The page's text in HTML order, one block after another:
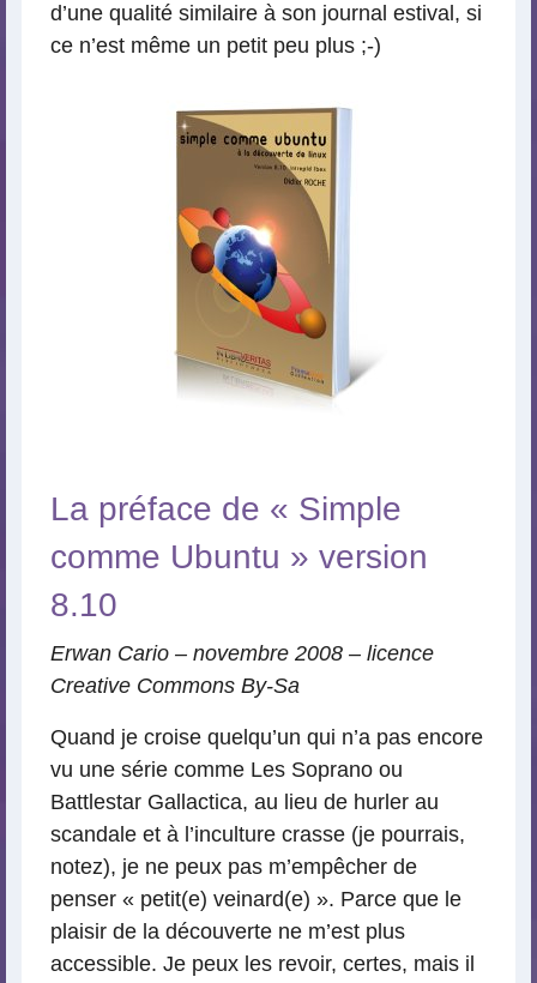
d’une qualité similaire à son journal estival, si
ce n’est même un petit peu plus ;-)
La préface de « Simple
comme Ubuntu » version
8.10
Erwan Cario – novembre 2008 – licence
Creative Commons By-Sa
Quand je croise quelqu’un qui n’a pas encore
vu une série comme Les Soprano ou
Battlestar Gallactica, au lieu de hurler au
scandale et à l’inculture crasse (je pourrais,
notez), je ne peux pas m’empêcher de
penser « petit(e) veinard(e) ». Parce que le
plaisir de la découverte ne m’est plus
accessible. Je peux les revoir, certes, mais il